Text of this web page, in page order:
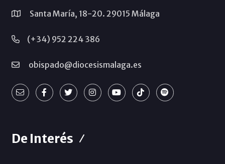
Santa María, 18-20. 29015 Málaga
(+34) 952 224 386
obispado@diocesismalaga.es
De Interés